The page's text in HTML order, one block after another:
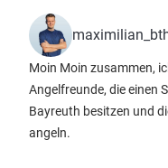
Moin Moin zusammen,
Angelfreunde, die einen
Bayreuth besitzen und
angeln.